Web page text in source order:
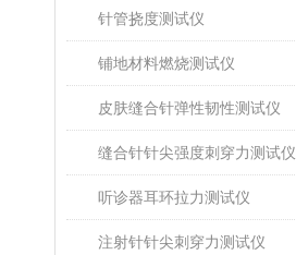
针管挠度测试仪
铺地材料燃烧测试仪
皮肤缝合针弹性韧性测试仪
缝合针针尖强度刺穿力测试仪
听诊器耳环拉力测试仪
注射针针尖刺穿力测试仪